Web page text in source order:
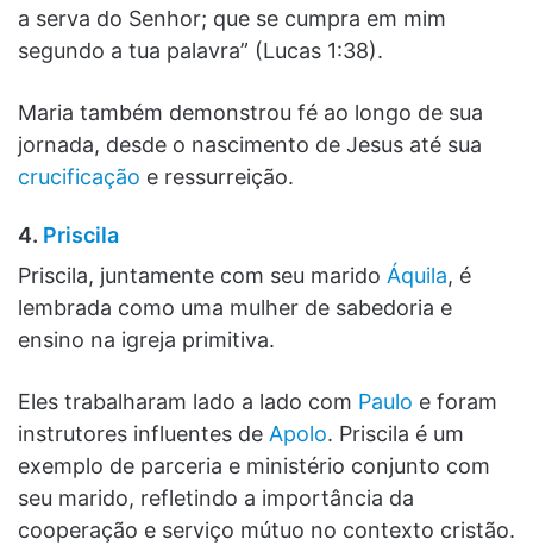
a serva do Senhor; que se cumpra em mim
segundo a tua palavra” (Lucas 1:38).
Maria também demonstrou fé ao longo de sua
jornada, desde o nascimento de Jesus até sua
crucificação e ressurreição.
4. Priscila
Priscila, juntamente com seu marido Áquila, é
lembrada como uma mulher de sabedoria e
ensino na igreja primitiva.
Eles trabalharam lado a lado com Paulo e foram
instrutores influentes de Apolo. Priscila é um
exemplo de parceria e ministério conjunto com
seu marido, refletindo a importância da
cooperação e serviço mútuo no contexto cristão.